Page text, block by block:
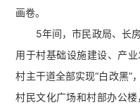
画卷。
5年间，市民政局、长房
用于村基础设施建设、产
村主干道全部实现“白改黑”
村民文化广场和村部办公